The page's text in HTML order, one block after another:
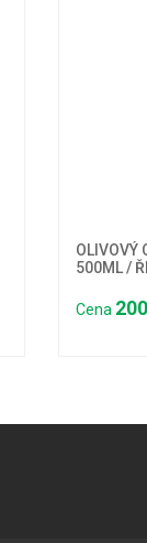
OLIVOVÝ
500ML /
Cena